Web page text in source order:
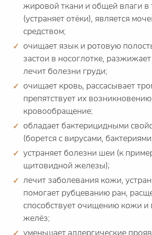
жировой ткани и общей влаги в
(устраняет отёки), является
средством;
очищает язык и ротовую
застои в носоглотке,
лечит болезни груди;
очищает кровь, рассасывает
препятствует их
кровообращение;
обладает бактерицидными
(борется с вирусами,
устраняет болезни шеи (к
щитовидной железы);
лечит заболевания кожи,
помогает рубцеванию ран,
способствует очищению кожи и
желёз;
уменьшает аллергические